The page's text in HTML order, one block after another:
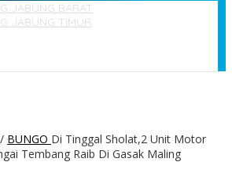
JABUNG BARAT
JABUNG TIMUR
/ BUNGO Di Tinggal Sholat,2 Unit Motor
Tembang Raib Di Gasak Maling